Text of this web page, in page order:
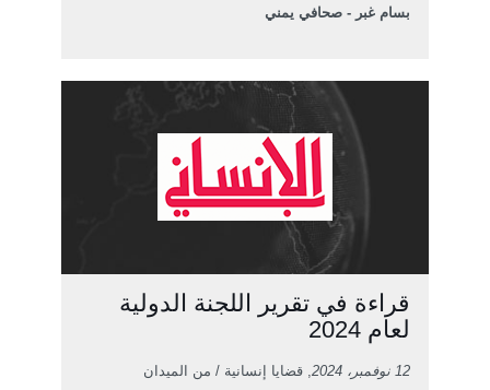
بسام غبر - صحافي يمني
قراءة في تقرير اللجنة الدولية
لعام 2024
12 نوفمبر، 2024 , قضايا إنسانية / من الميدان